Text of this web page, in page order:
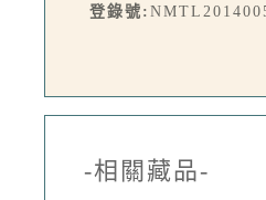
登錄號:
-相關藏品-